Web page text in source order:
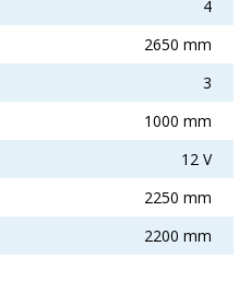
4
2650 mm
3
1000 mm
12 V
2250 mm
2200 mm